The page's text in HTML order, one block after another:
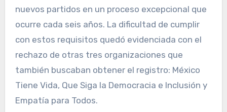
nuevos partidos en un proceso excepcional que
ocurre cada seis años. La dificultad de cumplir
con estos requisitos quedó evidenciada con el
rechazo de otras tres organizaciones que
también buscaban obtener el registro: México
Tiene Vida, Que Siga la Democracia e Inclusión y
Empatía para Todos.